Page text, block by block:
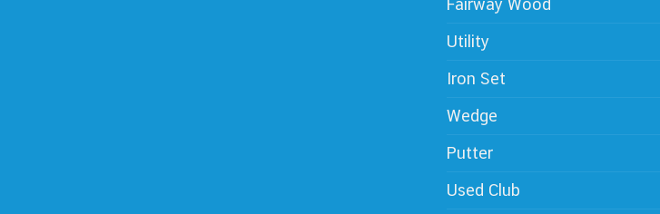
Fairway Wood
Utility
Iron Set
Wedge
Putter
Used Club